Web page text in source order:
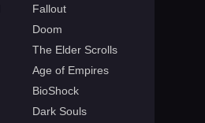
Fallout
Doom
The Elder Scrolls
Age of Empires
BioShock
Dark Souls